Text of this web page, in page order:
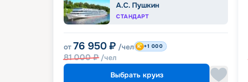
А.С. Пушкин
СТАНДАРТ
от 76 950 ₽ /чел
81 000₽ /чел
+1 000
Выбрать круиз